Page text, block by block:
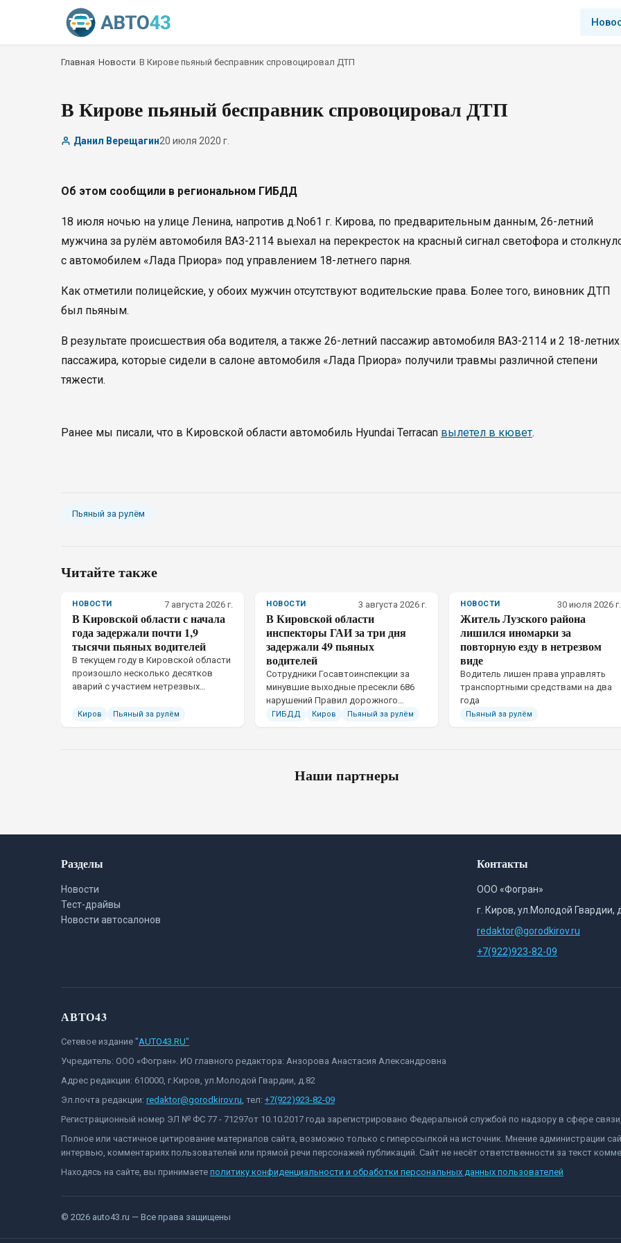
Главная Новости В Кирове пьяный бесправник спровоцировал ДТП
В Кирове пьяный бесправник спровоцировал ДТП
Данил Верещагин20 июля 2020 г.
Об этом сообщили в региональном ГИБДД
18 июля ночью на улице Ленина, напротив д.No61 г. Кирова, по предварительным данным, 26-летний
мужчина за рулём автомобиля ВАЗ-2114 выехал на перекресток на красный сигнал светофора и
с автомобилем «Лада Приора» под управлением 18-летнего парня.
Как отметили полицейские, у обоих мужчин отсутствуют водительские права. Более того, виновник ДТП
был пьяным.
В результате происшествия оба водителя, а также 26-летний пассажир автомобиля ВАЗ-2114 и 2 18-летних
пассажира, которые сидели в салоне автомобиля «Лада Приора» получили травмы различной степени
тяжести.
Ранее мы писали, что в Кировской области автомобиль Hyundai Terracan вылетел в кювет.
Пьяный за рулём
Читайте также
НОВОСТИ 7 августа 2026 г.
В Кировской области с начала
года задержали почти 1,9
тысячи пьяных водителей
В текущем году в Кировской области
произошло несколько десятков
аварий с участием нетрезвых
Киров Пьяный за рулём
НОВОСТИ 3 августа 2026 г.
В Кировской области
инспекторы ГАИ за три дня
задержали 49 пьяных
водителей
Сотрудники Госавтоинспекции за
минувшие выходные пресекли 686
нарушений Правил дорожного
движения
ГИБДД Киров Пьяный за рулём
НОВОСТИ 30 июля 2026 г.
Житель Лузского района
лишился иномарки за
повторную езду в нетрезвом
виде
Водитель лишен права управлять
транспортными средствами на два
года
Пьяный за рулём
Наши партнеры
Разделы
Новости
Тест-драйвы
Новости автосалонов
Контакты
ООО «Фогран»
г. Киров, ул.Молодой Гвардии,
redaktor@gorodkirov.ru
+7(922)923-82-09
АВТО43
Сетевое издание "AUTO43.RU"
Учредитель: ООО «Фогран». ИО главного редактора: Анзорова Анастасия Александровна
Адрес редакции: 610000, г.Киров, ул.Молодой Гвардии, д.82
Эл.почта редакции: redaktor@gorodkirov.ru, тел: +7(922)923-82-09
Регистрационный номер ЭЛ № ФС 77 - 71297от 10.10.2017 года зарегистрировано Федеральной службой по надзору в сфере
Полное или частичное цитирование материалов сайта, возможно только с гиперссылкой на источник. Мнение администрации
интервью, комментариях пользователей или прямой речи персонажей публикаций. Сайт не несёт ответственности за текст
Находясь на сайте, вы принимаете политику конфиденциальности и обработки персональных данных пользователей
© 2026 auto43.ru — Все права защищены